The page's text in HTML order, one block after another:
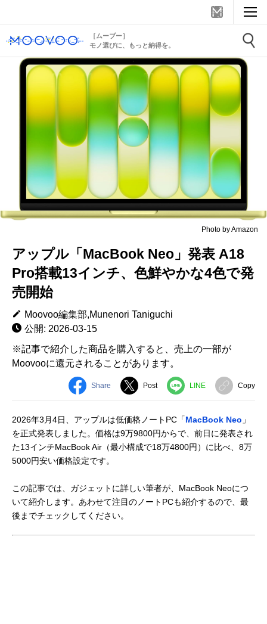
［ムーブー］
モノ選びに、もっと納得を。
Photo by Amazon
アップル「MacBook Neo」発表 A18
Pro搭載13インチ、色鮮やかな4色で発
売開始
Moovoo編集部,Munenori Taniguchi
公開: 2026-03-15
※記事で紹介した商品を購入すると、売上の一部が
Moovooに還元されることがあります。
Share Post LINE Copy
2026年3月4日、アップルは低価格ノートPC「MacBook Neo 」
を正式発表しました。価格は9万9800円からで、前日に発表され
た13インチMacBook Air（最小構成で18万4800円）に比べ、8万
5000円安い価格設定です。
この記事では、ガジェットに詳しい筆者が、MacBook Neoにつ
いて紹介します。あわせて注目のノートPCも紹介するので、最
後までチェックしてください。